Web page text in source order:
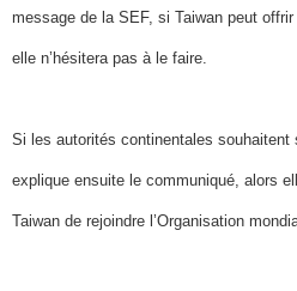
message de la SEF, si Taiwan peut
elle n’hésitera pas à le faire.
Si les autorités continentales souhaitent
explique ensuite le communiqué, alors
Taiwan de rejoindre l’Organisation